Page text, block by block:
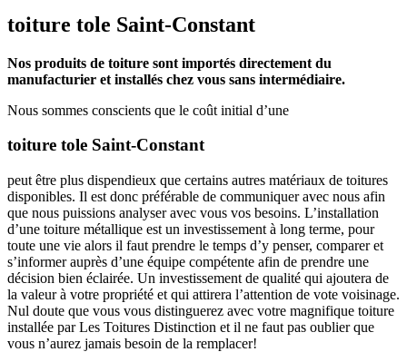
toiture tole Saint-Constant
Nos produits de toiture sont importés directement du
manufacturier et installés chez vous sans intermédiaire.
Nous sommes conscients que le coût initial d’une
toiture tole Saint-Constant
peut être plus dispendieux que certains autres matériaux de toitures
disponibles. Il est donc préférable de communiquer avec nous afin
que nous puissions analyser avec vous vos besoins. L’installation
d’une toiture métallique est un investissement à long terme, pour
toute une vie alors il faut prendre le temps d’y penser, comparer et
s’informer auprès d’une équipe compétente afin de prendre une
décision bien éclairée. Un investissement de qualité qui ajoutera de
la valeur à votre propriété et qui attirera l’attention de vote voisinage.
Nul doute que vous vous distinguerez avec votre magnifique toiture
installée par Les Toitures Distinction et il ne faut pas oublier que
vous n’aurez jamais besoin de la remplacer!